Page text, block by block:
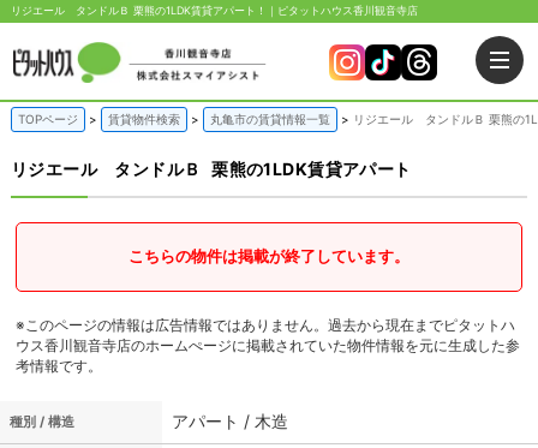
リジエール タンドルＢ 栗熊の1LDK賃貸アパート！｜ピタットハウス香川観音寺店
TOPページ 賃貸物件検索 丸亀市の賃貸情報一覧 リジエール タンドルＢ 栗熊の
リジエール タンドルＢ 栗熊の1LDK賃貸アパート
こちらの物件は掲載が終了しています。
※このページの情報は広告情報ではありません。過去から現在までピタットハ
ウス香川観音寺店のホームぺージに掲載されていた物件情報を元に生成した参
考情報です。
種別 / 構造 アパート / 木造